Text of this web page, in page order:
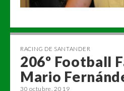
RACING DE SANTANDER
206º Football
Mario
30 octubre, 2019